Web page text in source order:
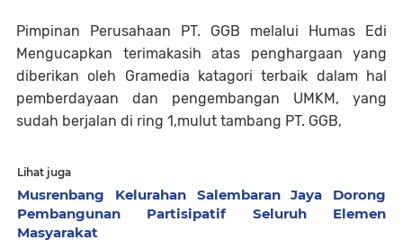
Pimpinan Perusahaan PT. GGB melalui Humas Edi
Mengucapkan terimakasih atas penghargaan yang
diberikan oleh Gramedia katagori terbaik dalam hal
pemberdayaan dan pengembangan UMKM, yang
sudah berjalan di ring 1,mulut tambang PT. GGB,
Lihat juga
Musrenbang Kelurahan Salembaran Jaya Dorong
Pembangunan Partisipatif Seluruh Elemen
Masyarakat